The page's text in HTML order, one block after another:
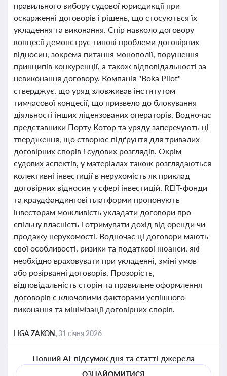
правильного вибору судової юрисдикції при
оскарженні договорів і рішень, що стосуються їх
укладення та виконання. Спір навколо договору
концесії демонструє типові проблеми договірних
відносин, зокрема питання монополії, порушення
принципів конкуренції, а також відповідальності за
невиконання договору. Компанія "Boka Pilot"
стверджує, що уряд зловживав інститутом
тимчасової концесії, що призвело до блокування
діяльності інших ліцензованих операторів. Водночас
представники Порту Котор та уряду заперечують ці
твердження, що створює підґрунтя для тривалих
договірних спорів і судових розглядів. Окрім
судових аспектів, у матеріалах також розглядаються
колективні інвестиції в нерухомість як приклад
договірних відносин у сфері інвестицій. REIT-фонди
та краудфандингові платформи пропонують
інвесторам можливість укладати договори про
спільну власність і отримувати дохід від оренди чи
продажу нерухомості. Водночас ці договори мають
свої особливості, ризики та податкові нюанси, які
необхідно враховувати при укладенні, зміні умов
або розірванні договорів. Прозорість,
відповідальність сторін та правильне оформлення
договорів є ключовими факторами успішного
виконання та мінімізації договірних спорів.
LIGA ZAKON,31 січня 2026
Повний AI-підсумок дня та статті-джерела
ОЗНАЙОМИТИСЯ